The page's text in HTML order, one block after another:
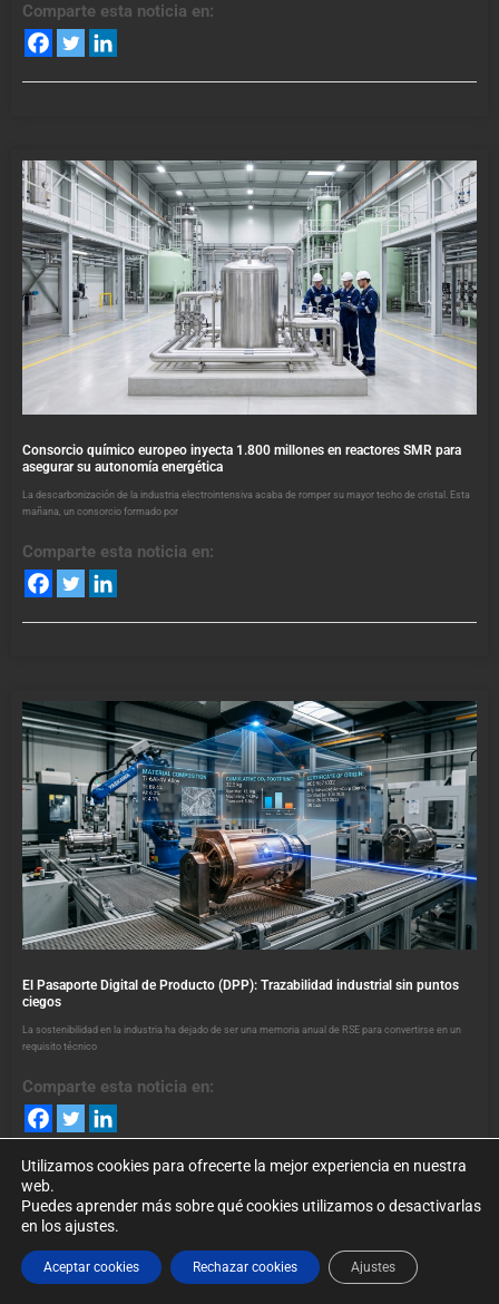
Comparte esta noticia en:
Consorcio químico europeo inyecta 1.800 millones en reactores SMR para
asegurar su autonomía energética
La descarbonización de la industria electrointensiva acaba de romper su mayor techo de cristal. Esta
mañana, un consorcio formado por
Comparte esta noticia en:
El Pasaporte Digital de Producto (DPP): Trazabilidad industrial sin puntos
ciegos
La sostenibilidad en la industria ha dejado de ser una memoria anual de RSE para convertirse en un
requisito técnico
Comparte esta noticia en:
©2024. foroindustria40.es Todos los Derechos Reservados. Puede
conocer nuestrapolítica de privacidad.
Utilizamos cookies para ofrecerte la mejor experiencia en nuestra
web.
Puedes aprender más sobre qué cookies utilizamos o desactivarlas
en los ajustes.
Aceptar cookies Rechazar cookies Ajustes